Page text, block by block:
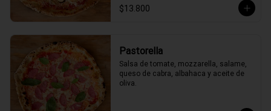
$13.800
Pastorella
Salsa de tomate, mozzarella, salame,
queso de cabra, albahaca y aceite de
oliva.